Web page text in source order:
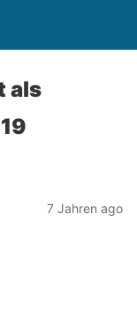
als
7 Jahren ago